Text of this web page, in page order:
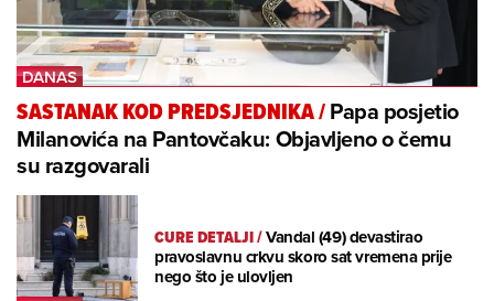
SASTANAK KOD PREDSJEDNIKA/Papa posjetio
Milanovića na Pantovčaku: Objavljeno o čemu
su razgovarali
CURE DETALJI/Vandal (49) devastirao
pravoslavnu crkvu skoro sat vremena prije
nego što je ulovljen